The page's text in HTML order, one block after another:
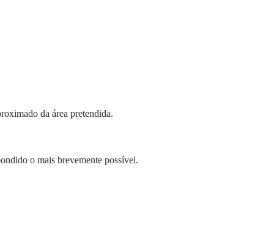
da área pretendida.
o mais brevemente possível.